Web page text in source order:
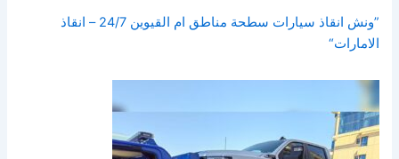
”ونش انقاذ سيارات سطحة مناطق ام القيوين 24/7 – انقاذ
الامارات“